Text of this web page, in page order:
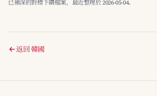
已補深的對標下鑽檔案，最近整理於 2026-05-04。
返回 韓國